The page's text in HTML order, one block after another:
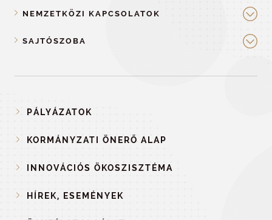
NEMZETKÖZI KAPCSOLATOK
SAJTÓSZOBA
PÁLYÁZATOK
KORMÁNYZATI ÖNERŐ ALAP
INNOVÁCIÓS ÖKOSZISZTÉMA
HÍREK, ESEMÉNYEK